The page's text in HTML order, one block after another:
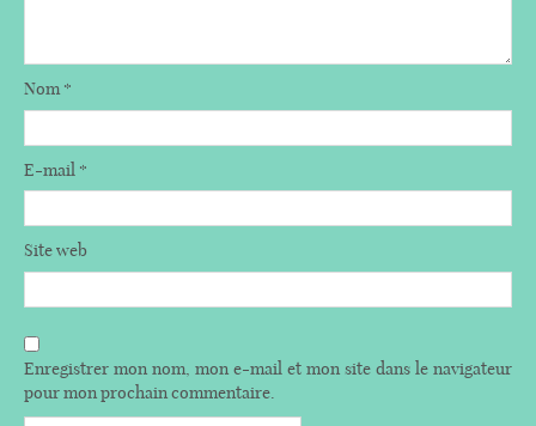
Nom*
E-mail *
Site web
Enregistrer mon nom, mon e-mail et mon site dans le navigateur
pour mon prochain commentaire.